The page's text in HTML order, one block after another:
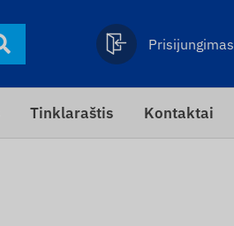
Prisijungimas
Tinklaraštis Kontaktai